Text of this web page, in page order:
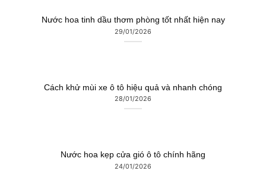
Nước hoa tinh dầu thơm phòng tốt nhất hiện nay
29/01/2026
Cách khử mùi xe ô tô hiệu quả và nhanh chóng
28/01/2026
Nước hoa kẹp cửa gió ô tô chính hãng
24/01/2026